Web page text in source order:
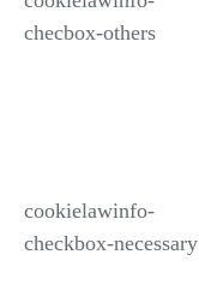
checbox-others
cookielawinfo-
checkbox-necessary